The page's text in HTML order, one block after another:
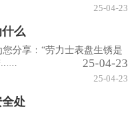
25-04-23
么
分享：“劳力士表盘生锈是
25-04-23
25-04-23
处